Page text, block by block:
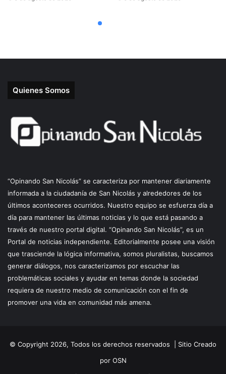
Quienes Somos
“Opinando San Nicolás” se caracteriza por mantener diariamente
informada a la ciudadanía de San Nicolás y alrededores de los
últimos aconteceres ocurridos. Nuestro equipo se esfuerza día a
día para mantener las últimas noticias y lo que está pasando a
través de nuestro portal digital. “Opinando San Nicolás”, es un
Portal de noticias independiente. Editorialmente posee una visión
que trasciende la lógica informativa, somos pluralistas, buscamos
generar diálogos, nos caracterizamos por escuchar las
problemáticas sociales y ayudar en temas donde la sociedad
requiera de nuestro medio de comunicación con el fin de
promover una vida en comunidad más amena.
© Copyright 2026, Todos los derechos reservados | Sitio Creado
por OSN